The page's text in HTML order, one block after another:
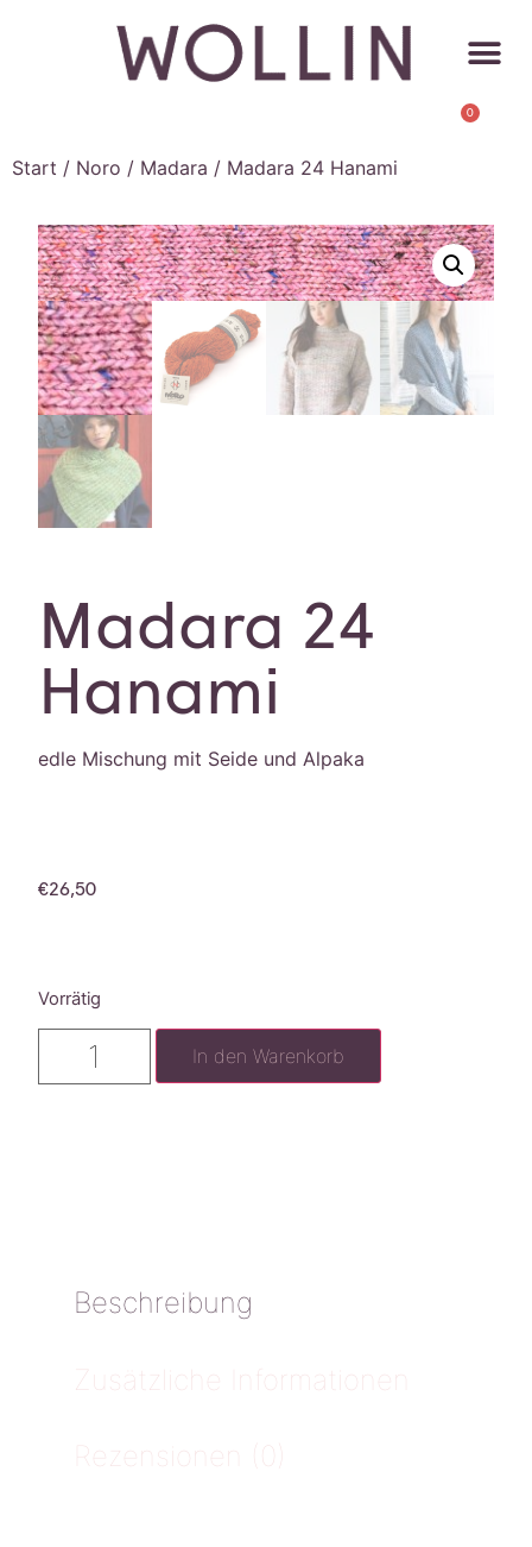
0
Start / Noro / Madara / Madara 24 Hanami
Madara 24
Hanami
edle Mischung mit Seide und Alpaka
€26,50
Vorrätig
In den Warenkorb
Beschreibung
Zusätzliche Informationen
Rezensionen (0)